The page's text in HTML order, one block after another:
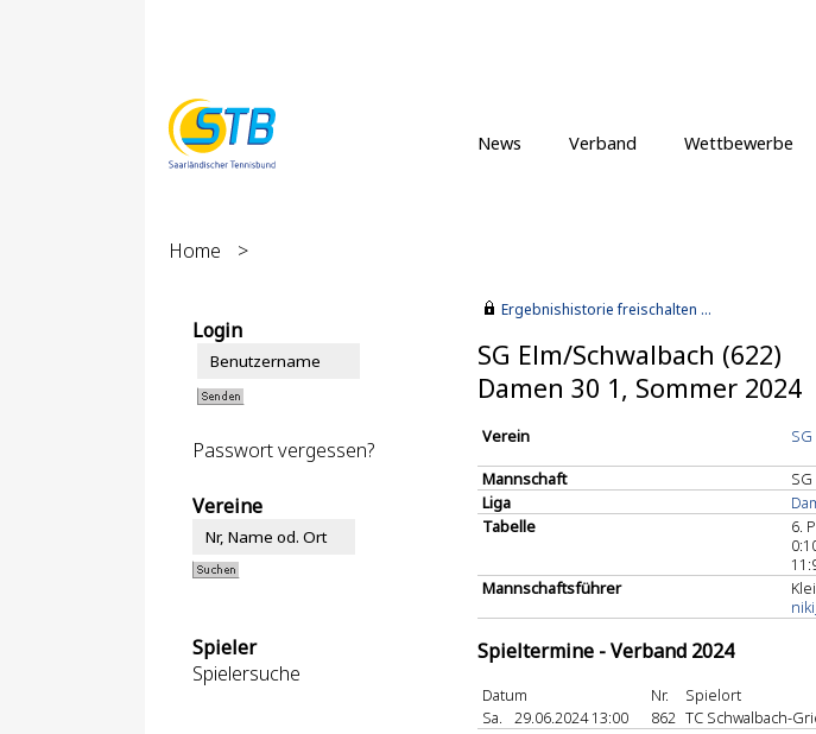
News Verband Wettbewerbe
Home >
Login
Passwort vergessen?
Vereine
Spieler
Spielersuche
Ergebnishistorie freischalten ...
SG Elm/Schwalbach (622)
Damen 30 1, Sommer 2024
Verein
Mannschaft
Liga
Tabelle
6.
Mannschaftsführer
Spieltermine - Verband 2024
Datum Nr. Spielort
Sa.
29.06.2024 13:00 862 TC Schwalbach-